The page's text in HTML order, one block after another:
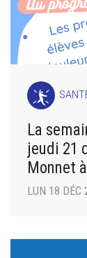
La
jeudi 21
Monnet
LUN 18 DÉC